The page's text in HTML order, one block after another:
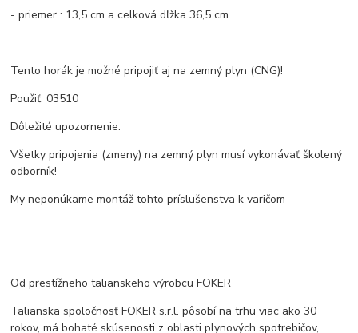
- priemer : 13,5 cm a celková dľžka 36,5 cm
Tento horák je možné pripojiť aj na zemný plyn (CNG)!
Použiť: 03510
Dôležité upozornenie:
Všetky pripojenia (zmeny) na zemný plyn musí vykonávať školený
odborník!
My neponúkame montáž tohto príslušenstva k varičom
Od prestížneho talianskeho výrobcu FOKER
Talianska spoločnosť FOKER s.r.l. pôsobí na trhu viac ako 30
rokov, má bohaté skúsenosti z oblasti plynových spotrebičov,